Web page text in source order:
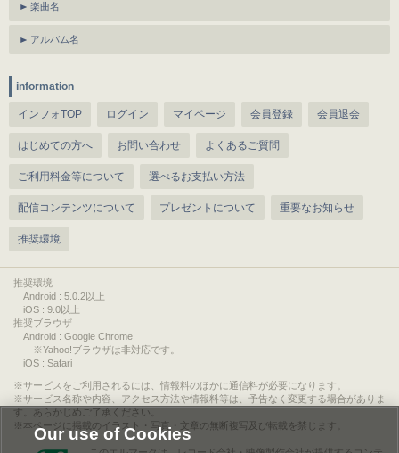
楽曲名
アルバム名
information
インフォTOP ログイン マイページ 会員登録 会員退会
はじめての方へ お問い合わせ よくあるご質問
ご利用料金等について 選べるお支払い方法
配信コンテンツについて プレゼントについて 重要なお知らせ
推奨環境
推奨環境
Android : 5.0.2以上
iOS : 9.0以上
推奨ブラウザ
Android : Google Chrome
※Yahoo!ブラウザは非対応です。
iOS : Safari
サービスをご利用されるには、情報料のほかに通信料が必要になります。
サービス名称や内容、アクセス方法や情報料等は、予告なく変更する場合がありま
す。あらかじめご了承ください。
本ページに掲載のイラスト・写真・文章の無断複写及び転載を禁じます。
Our use of Cookies